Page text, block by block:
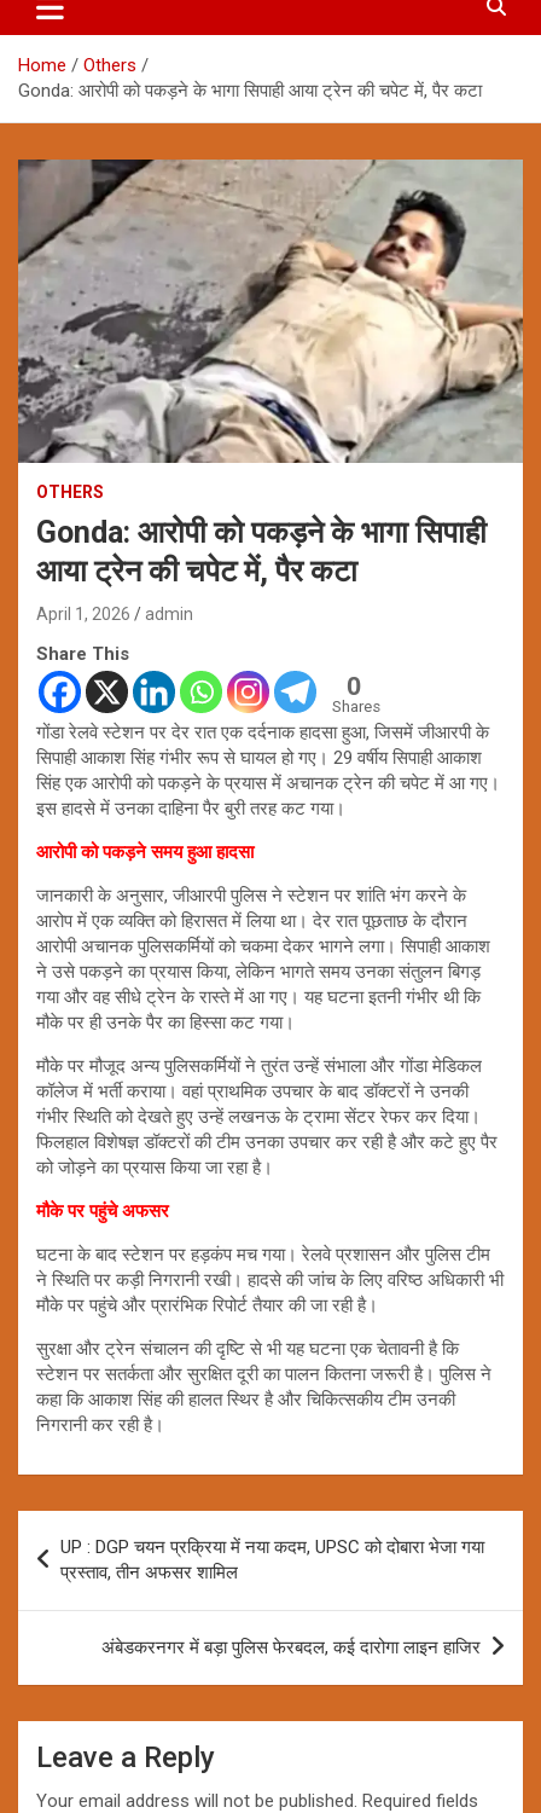
Home
Others
Gonda: आरोपी को पकड़ने के भागा सिपाही आया ट्रेन की चपेट में, पैर कटा
OTHERS
Gonda: आरोपी को पकड़ने के भागा सिपाही
आया ट्रेन की चपेट में, पैर कटा
April 1, 2026 admin
Share This
0
Shares
गोंडा रेलवे स्टेशन पर देर रात एक दर्दनाक हादसा हुआ, जिसमें जीआरपी के
सिपाही आकाश सिंह गंभीर रूप से घायल हो गए। 29 वर्षीय सिपाही आकाश
सिंह एक आरोपी को पकड़ने के प्रयास में अचानक ट्रेन की चपेट में आ गए।
इस हादसे में उनका दाहिना पैर बुरी तरह कट गया।
आरोपी को पकड़ने समय हुआ हादसा
जानकारी के अनुसार, जीआरपी पुलिस ने स्टेशन पर शांति भंग करने के
आरोप में एक व्यक्ति को हिरासत में लिया था। देर रात पूछताछ के दौरान
आरोपी अचानक पुलिसकर्मियों को चकमा देकर भागने लगा। सिपाही आकाश
ने उसे पकड़ने का प्रयास किया, लेकिन भागते समय उनका संतुलन बिगड़
गया और वह सीधे ट्रेन के रास्ते में आ गए। यह घटना इतनी गंभीर थी कि
मौके पर ही उनके पैर का हिस्सा कट गया।
मौके पर मौजूद अन्य पुलिसकर्मियों ने तुरंत उन्हें संभाला और गोंडा मेडिकल
कॉलेज में भर्ती कराया। वहां प्राथमिक उपचार के बाद डॉक्टरों ने उनकी
गंभीर स्थिति को देखते हुए उन्हें लखनऊ के ट्रामा सेंटर रेफर कर दिया।
फिलहाल विशेषज्ञ डॉक्टरों की टीम उनका उपचार कर रही है और कटे हुए पैर
को जोड़ने का प्रयास किया जा रहा है।
मौके पर पहुंचे अफसर
घटना के बाद स्टेशन पर हड़कंप मच गया। रेलवे प्रशासन और पुलिस टीम
ने स्थिति पर कड़ी निगरानी रखी। हादसे की जांच के लिए वरिष्ठ अधिकारी भी
मौके पर पहुंचे और प्रारंभिक रिपोर्ट तैयार की जा रही है।
सुरक्षा और ट्रेन संचालन की दृष्टि से भी यह घटना एक चेतावनी है कि
स्टेशन पर सतर्कता और सुरक्षित दूरी का पालन कितना जरूरी है। पुलिस ने
कहा कि आकाश सिंह की हालत स्थिर है और चिकित्सकीय टीम उनकी
निगरानी कर रही है।
navigation
UP : DGP चयन प्रक्रिया में नया कदम, UPSC को दोबारा भेजा गया
प्रस्ताव, तीन अफसर शामिल
अंबेडकरनगर में बड़ा पुलिस फेरबदल, कई दारोगा लाइन हाजिर
Leave a Reply
Your email address will not be published. Required fields